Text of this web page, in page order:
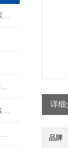
石家庄盘石泵业-ZGB系列渣浆泵的巨大优势
石家庄盘石泵业 G型砂砾泵的特点及其应用
盘石泵业 离心泵（渣浆泵）安装使用知识
想知道该如何使用离心式渣浆泵就看看本篇吧
详细
品牌